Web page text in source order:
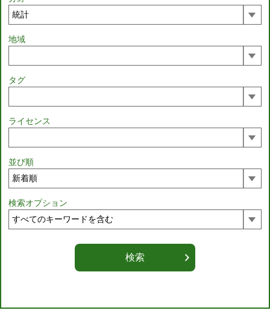
地域
タグ
ライセンス
並び順
検索オプション